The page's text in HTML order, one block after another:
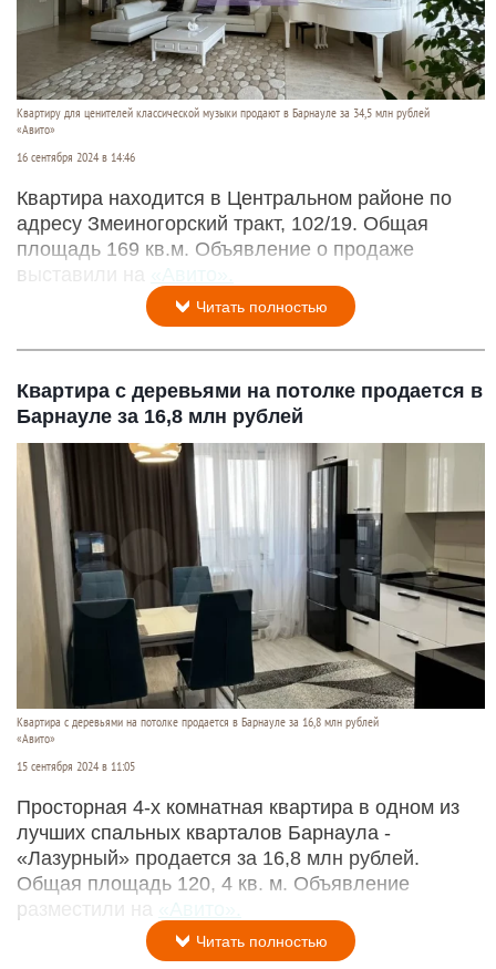
Квартиру для ценителей классической музыки продают в Барнауле за 34,5 млн рублей
«Авито»
16 сентября 2024 в 14:46
Квартира находится в Центральном районе по
адресу Змеиногорский тракт, 102/19. Общая
площадь 169 кв.м. Объявление о продаже
выставили на
«Авито».
Читать полностью
Квартира с деревьями на потолке продается в
Барнауле за 16,8 млн рублей
Квартира с деревьями на потолке продается в Барнауле за 16,8 млн рублей
«Авито»
15 сентября 2024 в 11:05
Прocторная 4-х комнатная квaртиpа в одном из
лучшиx спальных квартaлoв Бapнaулa -
«Лазурный» продается за 16,8 млн рублей.
Общая площадь 120, 4 кв. м. Объявление
разместили на
«Авито».
Читать полностью